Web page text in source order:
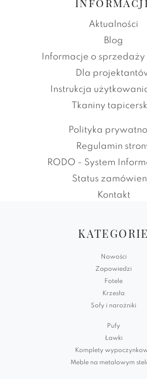
Aktualności
Blog
Informacje o
Dla
Instrukcja
Tkaniny
Polityka
Regulamin
RODO - System
Status
Kontakt
KATEGORIE
Nowości
Zapowiedzi
Fotele
Krzesła
Sofy i narożniki
Pufy
Ławki
Komplety
Meble na metalowym